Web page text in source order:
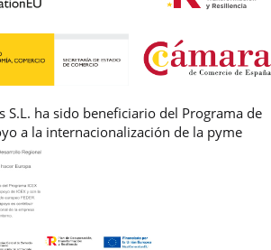
S.L. ha sido beneficiario del Programa de
a la internacionalización de la pyme